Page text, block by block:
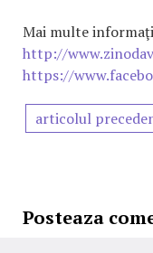
Mai multe
http://
https://
articolul
Posteaza